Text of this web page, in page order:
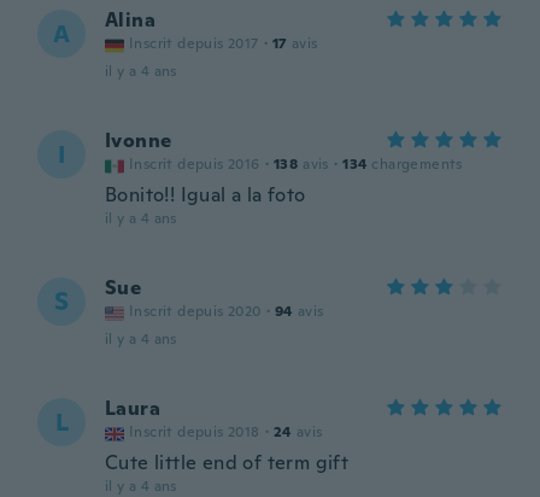
A Alina
Inscrit depuis 2017 · 17 avis
il y a 4 ans
I Ivonne
Inscrit depuis 2016 · 138 avis · 134 chargements
Bonito!! Igual a la foto
il y a 4 ans
S Sue
Inscrit depuis 2020 · 94 avis
il y a 4 ans
L Laura
Inscrit depuis 2018 · 24 avis
Cute little end of term gift
il y a 4 ans